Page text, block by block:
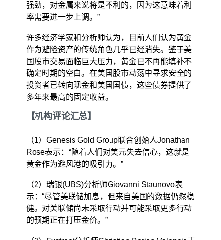
强劲，对金属来说将是不利的，因为这意味着利
率需要进一步上调。”
许多经济学家和分析师认为，目前人们认为黄金
作为避险资产的传统角色几乎已经消失。鉴于美
国股市交易面临巨大压力，黄金已不再能填补不
确定时期的空白。在美国股市动荡中寻求安全的
投资者已转向现金和美国国债，这些债券提供了
多年来最高的固定收益。
【机构评论汇总】
（1）Genesis Gold Group联合创始人Jonathan
Rose表示：“随着人们对美元失去信心，这就是
黄金作为避风港的吸引力。”
（2）瑞银(UBS)分析师Giovanni Staunovo表
示：“尽管美联储加息，但来自美国的数据仍然稳
健。对美联储尚未采取行动并可能采取更多行动
的预期正在打压金价。”